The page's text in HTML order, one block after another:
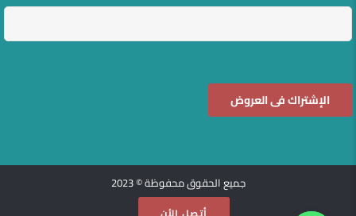
جميع الحقوق محفوظة © 2023